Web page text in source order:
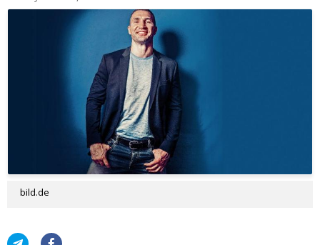
bild.de